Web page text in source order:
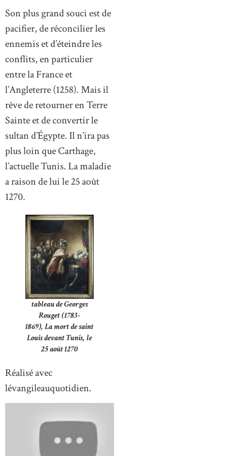
Son plus grand souci est de
pacifier, de réconcilier les
ennemis et d’éteindre les
conflits, en particulier
entre la France et
l’Angleterre (1258). Mais il
rêve de retourner en Terre
Sainte et de convertir le
sultan d’Égypte. Il n’ira pas
plus loin que Carthage,
l’actuelle Tunis. La maladie
a raison de lui le 25 août
1270.
tableau de Georges
Rouget (1783-
1869), La mort de saint
Louis devant Tunis, le
25 août 1270
Réalisé avec
lévangileauquotidien.